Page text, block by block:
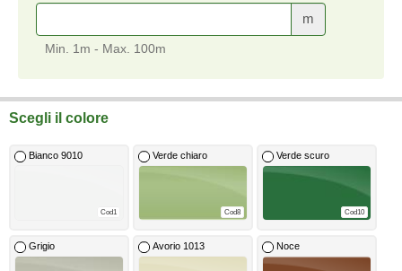
m
Min. 1m - Max. 100m
Scegli il colore
Bianco 9010
Cod1
Verde chiaro
Cod8
Verde scuro
Cod10
Grigio Avorio 1013 Noce